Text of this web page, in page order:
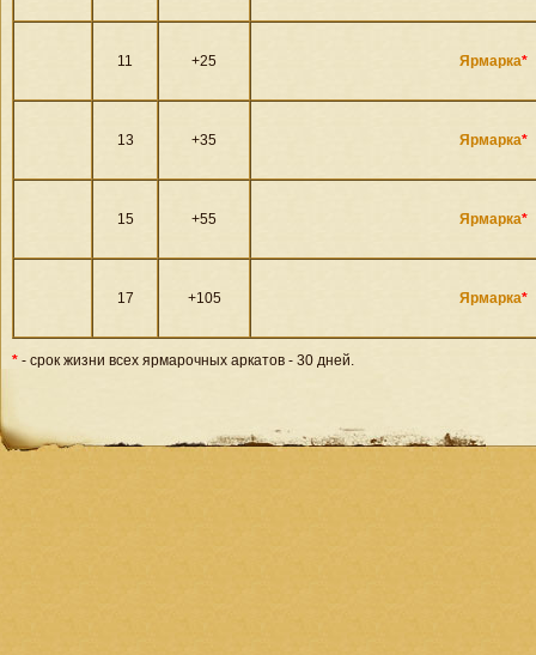
11 +25 Ярмарка*
13 +35 Ярмарка*
15 +55 Ярмарка*
17 +105 Ярмарка*
* - срок жизни всех ярмарочных аркатов - 30 дней.